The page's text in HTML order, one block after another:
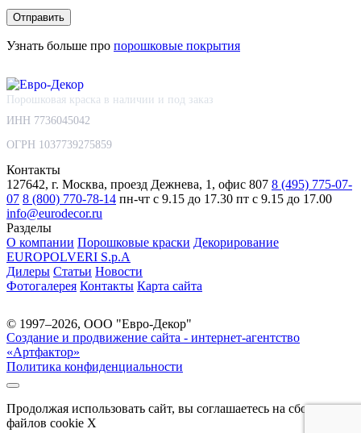
Узнать больше про порошковые покрытия
Порошковая краска в наличии и под заказ
ИНН 7736045042
ОГРН 1037739275859
Контакты
127642, г. Москва, проезд Дежнева, 1, офис 807 8 (495) 775-07-
07 8 (800) 770-78-14 пн-чт с 9.15 до 17.30 пт с 9.15 до 17.00
info@eurodecor.ru
Разделы
О компании Порошковые краски Декорирование
EUROPOLVERI S.p.A
Дилеры Статьи Новости
Фотогалерея Контакты Карта сайта
© 1997–2026, ООО "Евро-Декор"
Создание и продвижение сайта - интернет-агентство
«Артфактор»
Политика конфиденциальности
Продолжая использовать сайт, вы соглашаетесь на сбор
файлов cookie X